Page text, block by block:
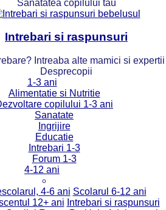
Sanatatea copilului tau
Intrebari si raspunsuri
Intreaba alte mamici si expertii
Desprecopii
1-3 ani
Alimentatie si Nutritie
copilului 1-3 ani
Sanatate
Ingrijire
Educatie
Intrebari 1-3
Forum 1-3
4-12 ani
4-6 ani Scolarul 6-12 ani
12+ ani Intrebari si raspunsuri